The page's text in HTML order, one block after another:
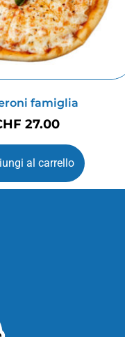
famiglia
27.00
al carrello